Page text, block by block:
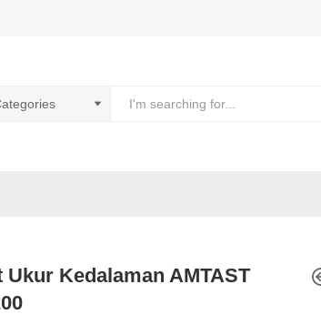
Ukur Kedalaman AMTAST